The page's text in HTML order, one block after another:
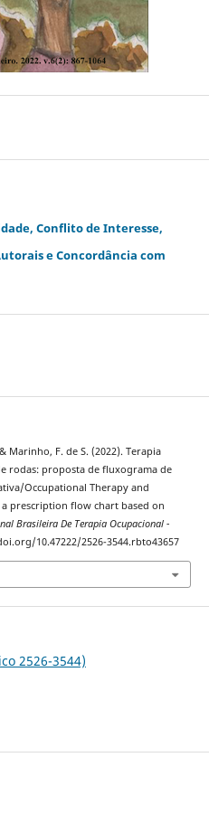
Conflito de Interesse,
e Concordância com
Marinho, F. de S. (2022). Terapia
rodas: proposta de fluxograma de
Occupational Therapy and
prescription flow chart based on
Brasileira De Terapia Ocupacional -
10.47222/2526-3544.rbto43657
2526-3544)